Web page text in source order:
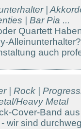
|
| Bar Pia ...
Quartett
auch
| Rock |
Heavy Metal
Cover-Band
wir sind